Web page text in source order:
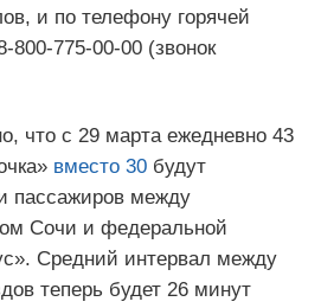
и по телефону горячей
775-00-00 (звонок
что с 29 марта ежедневно 43
вместо 30 будут
пассажиров между
Сочи и федеральной
Средний интервал между
теперь будет 26 минут